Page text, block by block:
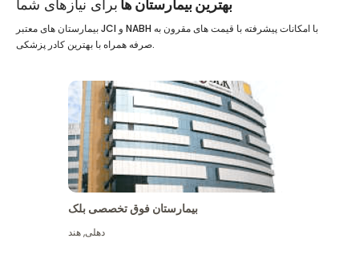
بهترین بیمارستان ها برای نیازهای شما
بیمارستان های معتبر JCI و NABH با امکانات پیشرفته با قیمت های مقرون به
صرفه همراه با بهترین کادر پزشکی.
بیمارستان فوق تخصصی بلک
دهلی,هند